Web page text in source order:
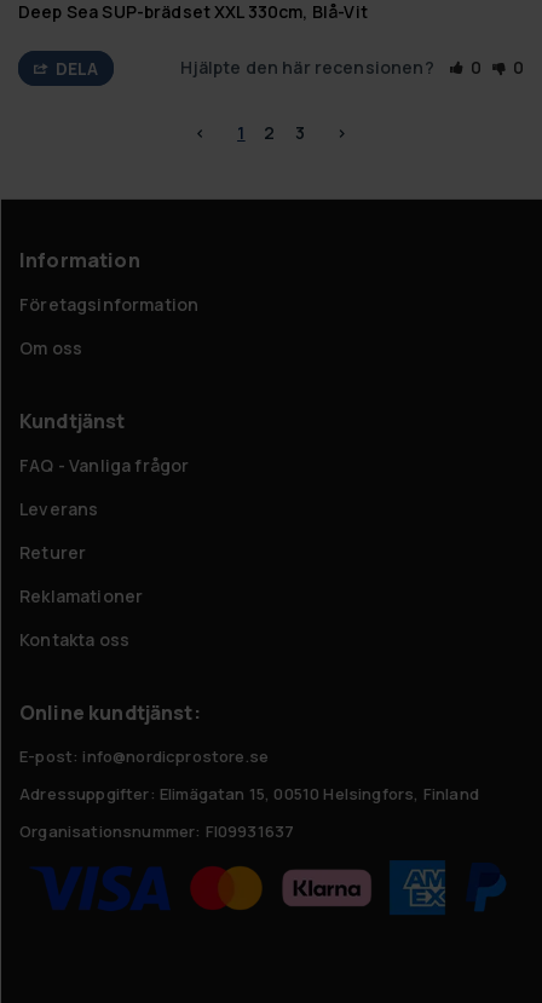
Deep Sea SUP-brädset XXL 330cm, Blå-Vit
DELA Hjälpte den här recensionen? 0 0
< 1 2 3 >
Information
Företagsinformation
Om oss
Kundtjänst
FAQ - Vanliga frågor
Leverans
Returer
Reklamationer
Kontakta oss
Online kundtjänst:
E-post: info@nordicprostore.se
Adressuppgifter: Elimägatan 15, 00510 Helsingfors, Finland
Organisationsnummer: FI09931637